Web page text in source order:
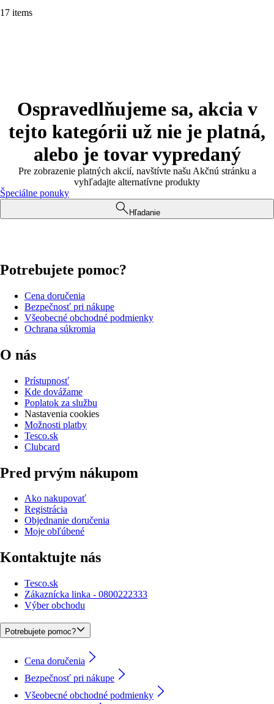
17 items
Ospravedlňujeme sa, akcia v
tejto kategórii už nie je platná,
alebo je tovar vypredaný
Pre zobrazenie platných akcií, navštívte našu Akčnú stránku a
vyhľadajte alternatívne produkty
Špeciálne ponuky
Hľadanie
Potrebujete pomoc?
Cena doručenia
Bezpečnosť pri nákupe
Všeobecné obchodné podmienky
Ochrana súkromia
O nás
Prístupnosť
Kde dovážame
Poplatok za službu
Nastavenia cookies
Možnosti platby
Tesco.sk
Clubcard
Pred prvým nákupom
Ako nakupovať
Registrácia
Objednanie doručenia
Moje obľúbené
Kontaktujte nás
Tesco.sk
Zákaznícka linka - 0800222333
Výber obchodu
Potrebujete pomoc?
Cena doručenia
Bezpečnosť pri nákupe
Všeobecné obchodné podmienky